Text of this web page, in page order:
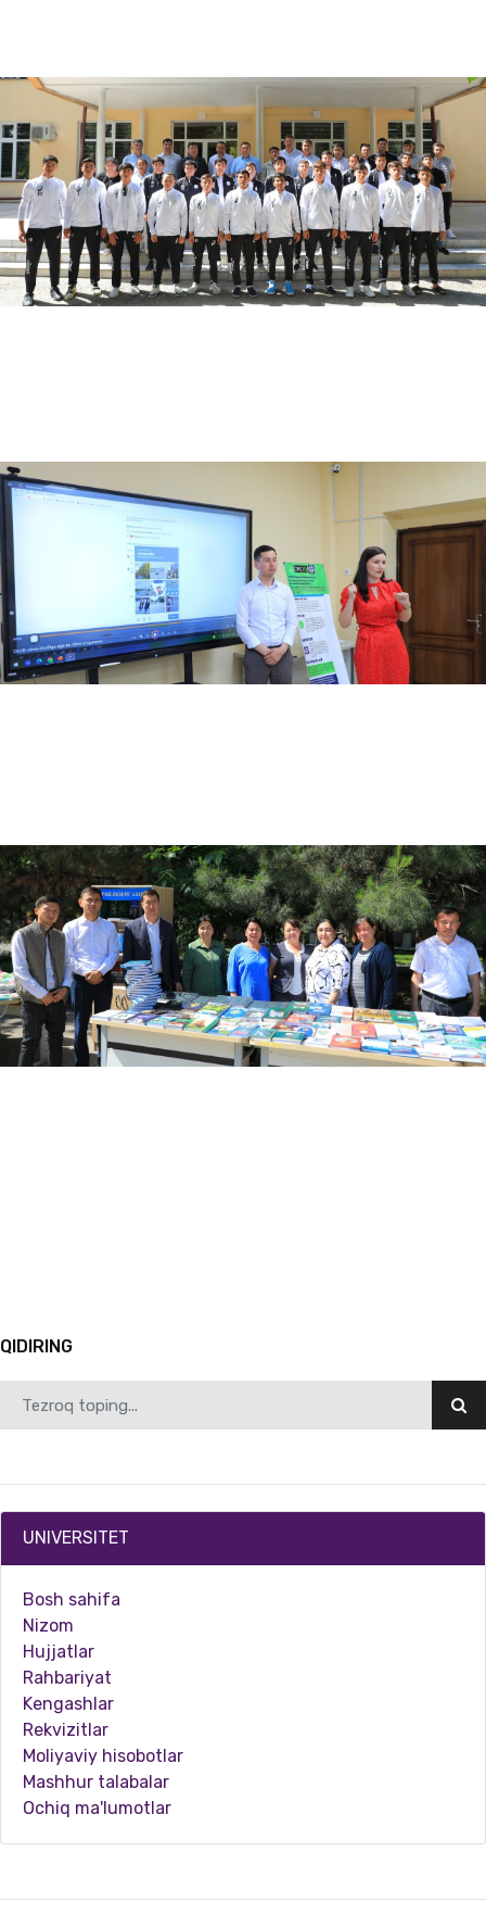
05.23.2024 2496
O‘zbekiston-Finlandiya pedagogika institutida “Milliy liboslar” festivali o‘tkazilmoqda
2594
Bilimni baholashning xalqaro standartlari va dasturlari yuzasidan seminar tashkil etildi
05.22.2024 3311
Professor-o'qituvchilar uchun o'quv seminarlari tashkil etilmoqda
Institutimiz yoshlari “Talabalar ligasi”ning final bosqichida ishtirok etadi
05.21.2024 3198
QIDIRING
UNIVERSITET
Bosh sahifa
Nizom
Hujjatlar
Rahbariyat
Kengashlar
Rekvizitlar
Moliyaviy hisobotlar
Mashhur talabalar
Ochiq ma'lumotlar